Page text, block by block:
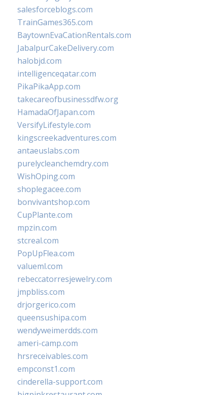
salesforceblogs.com
TrainGames365.com
BaytownEvaCationRentals.com
JabalpurCakeDelivery.com
halobjd.com
intelligenceqatar.com
PikaPikaApp.com
takecareofbusinessdfw.org
HamadaOfJapan.com
VersifyLifestyle.com
kingscreekadventures.com
antaeuslabs.com
purelycleanchemdry.com
WishOping.com
shoplegacee.com
bonvivantshop.com
CupPlante.com
mpzin.com
stcreal.com
PopUpFlea.com
valueml.com
rebeccatorresjewelry.com
jmpbliss.com
drjorgerico.com
queensushipa.com
wendyweimerdds.com
ameri-camp.com
hrsreceivables.com
empconst1.com
cinderella-support.com